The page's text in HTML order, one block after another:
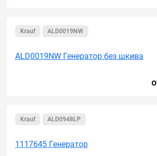
Krauf ALD0019NW
ALD0019NW Генератор без шкива
Krauf ALD0948LP
1117645 Генератор